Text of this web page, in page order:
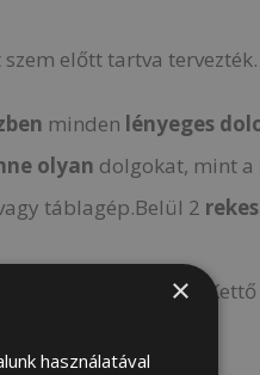
szem előtt tartva tervezték.
minden lényeges
olyan dolgokat, mint a
táblagép.Belül 2
tartalmaz.
×
használatával